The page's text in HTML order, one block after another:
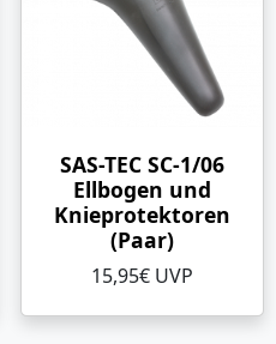
SAS-TEC SC-1/06
Ellbogen und
Knieprotektoren
(Paar)
15,95€ UVP